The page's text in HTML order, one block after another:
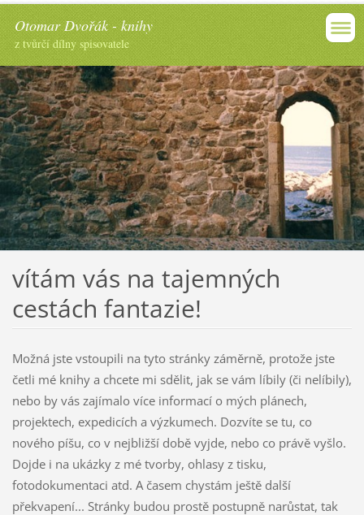
Otomar Dvořák - knihy
z tvůrčí dílny spisovatele
vítám vás na tajemných
cestách fantazie!
Možná jste vstoupili na tyto stránky záměrně, protože jste
četli mé knihy a chcete mi sdělit, jak se vám líbily (či nelíbily),
nebo by vás zajímalo více informací o mých plánech,
projektech, expedicích a výzkumech. Dozvíte se tu, co
nového píšu, co v nejbližší době vyjde, nebo co právě vyšlo.
Dojde i na ukázky z mé tvorby, ohlasy z tisku,
fotodokumentaci atd. A časem chystám ještě další
překvapení... Stránky budou prostě postupně narůstat, tak